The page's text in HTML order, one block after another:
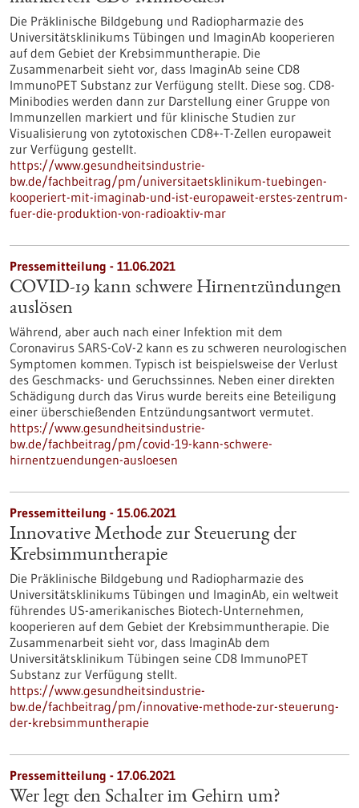
Die Präklinische Bildgebung und Radiopharmazie des
Universitätsklinikums Tübingen und ImaginAb kooperieren
auf dem Gebiet der Krebsimmuntherapie. Die
Zusammenarbeit sieht vor, dass ImaginAb seine CD8
ImmunoPET Substanz zur Verfügung stellt. Diese sog. CD8-
Minibodies werden dann zur Darstellung einer Gruppe von
Immunzellen markiert und für klinische Studien zur
Visualisierung von zytotoxischen CD8+-T-Zellen europaweit
zur Verfügung gestellt.
https://www.gesundheitsindustrie-
bw.de/fachbeitrag/pm/universitaetsklinikum-tuebingen-
kooperiert-mit-imaginab-und-ist-europaweit-erstes-zentrum-
fuer-die-produktion-von-radioaktiv-mar
Pressemitteilung - 11.06.2021
COVID-19 kann schwere Hirnentzündungen
auslösen
Während, aber auch nach einer Infektion mit dem
Coronavirus SARS-CoV-2 kann es zu schweren neurologischen
Symptomen kommen. Typisch ist beispielsweise der Verlust
des Geschmacks- und Geruchssinnes. Neben einer direkten
Schädigung durch das Virus wurde bereits eine Beteiligung
einer überschießenden Entzündungsantwort vermutet.
https://www.gesundheitsindustrie-
bw.de/fachbeitrag/pm/covid-19-kann-schwere-
hirnentzuendungen-ausloesen
Pressemitteilung - 15.06.2021
Innovative Methode zur Steuerung der
Krebsimmuntherapie
Die Präklinische Bildgebung und Radiopharmazie des
Universitätsklinikums Tübingen und ImaginAb, ein weltweit
führendes US-amerikanisches Biotech-Unternehmen,
kooperieren auf dem Gebiet der Krebsimmuntherapie. Die
Zusammenarbeit sieht vor, dass ImaginAb dem
Universitätsklinikum Tübingen seine CD8 ImmunoPET
Substanz zur Verfügung stellt.
https://www.gesundheitsindustrie-
bw.de/fachbeitrag/pm/innovative-methode-zur-steuerung-
der-krebsimmuntherapie
Pressemitteilung - 17.06.2021
Wer legt den Schalter im Gehirn um?